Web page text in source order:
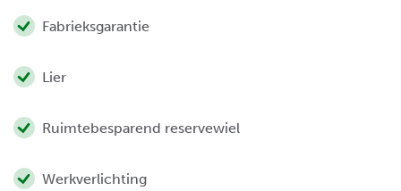
Fabrieksgarantie
Lier
Ruimtebesparend reservewiel
Werkverlichting